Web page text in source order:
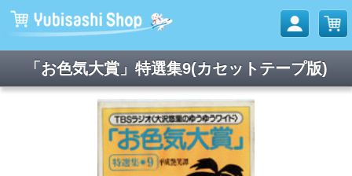
「お色気大賞」特選集9(カセットテープ版)